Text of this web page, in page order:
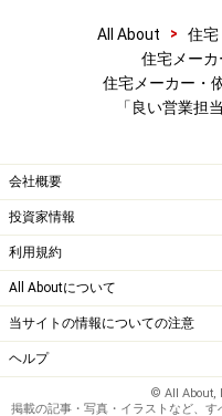
All About > 住宅
住宅メー
住宅メーカー・
「良い営業担
会社概要
投資家情報
利用規約
All Aboutについて
当サイトの情報についての注意
ヘルプ
© All About,
掲載の記事・写真・イラストなど、